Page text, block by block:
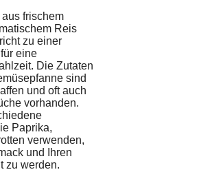
frischem
Reis
zu einer
eine
Die Zutaten
sind
und oft auch
vorhanden.
Paprika,
verwenden,
und Ihren
zu werden.